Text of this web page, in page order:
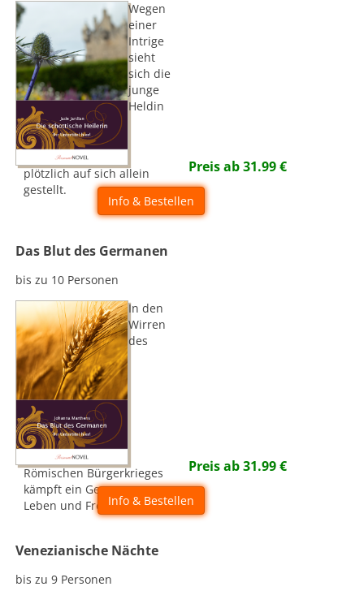
Wegen
einer
Intrige
sieht
sich die
junge
Heldin
plötzlich auf sich allein
gestellt.
Preis ab31.99€
Info & Bestellen
Das Blut des Germanen
bis zu 10 Personen
In den
Wirren
des
Römischen Bürgerkrieges
kämpft ein Germane um
Leben und Freiheit.
Preis ab31.99€
Info & Bestellen
Venezianische Nächte
bis zu 9 Personen